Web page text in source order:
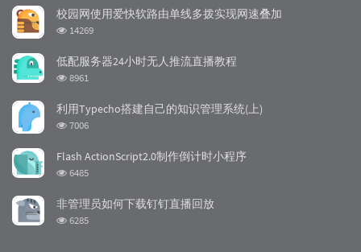
文
章
评
论
校园网使用爱快软路由单线多拨实现网速叠加
浏
次
数:
14269
低配服务器24小时无人推流直播教程
浏
次
数:
8961
利用Typecho搭建自己的知识管理系统(上)
浏
次
7006
Flash ActionScript2.0制作倒计时小程序
浏
次
数:
6485
非管理员如何下载钉钉直播回放
浏
6285